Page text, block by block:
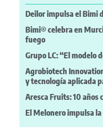
Deilor impulsa el Bimi
Bimi® celebra en
fuego
Grupo LC: “El modelo
Agrobiotech
y tecnología aplicada
Aresca Fruits: 10
El Melonero impulsa